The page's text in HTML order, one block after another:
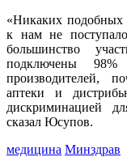
«Никаких подобных
к нам не
большинство
подключены
производителей,
аптеки и
дискриминацией
сказал Юсупов.
медицина Минздрав